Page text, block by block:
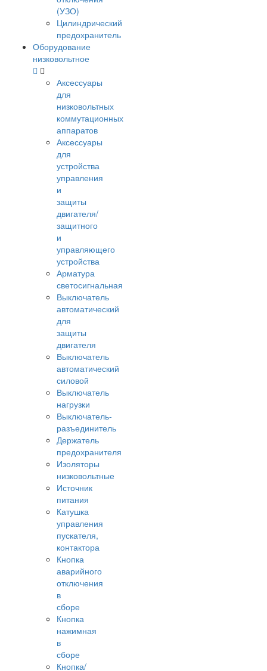
(УЗО)
Цилиндрический
предохранитель
Оборудование
низковольтное
Аксессуары
для
низковольтных
коммутационных
аппаратов
Аксессуары
для
устройства
управления
и
защиты
двигателя/
защитного
и
управляющего
устройства
Арматура
светосигнальная
Выключатель
автоматический
для
защиты
двигателя
Выключатель
автоматический
силовой
Выключатель
нагрузки
Выключатель-
разъединитель
Держатель
предохранителя
Изоляторы
низковольтные
Источник
питания
Катушка
управления
пускателя,
контактора
Кнопка
аварийного
отключения
в
сборе
Кнопка
нажимная
в
сборе
Кнопка/